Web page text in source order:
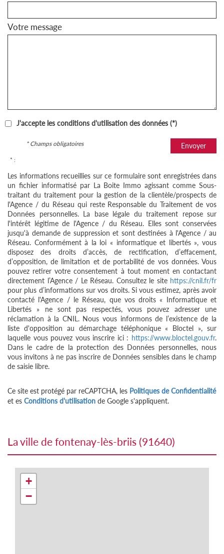
Votre message
J'accepte les conditions d'utilisation des données (*)
Envoyer
* Champs obligatoires
* :
Les informations recueillies sur ce formulaire sont enregistrées dans
un fichier informatisé par La Boite Immo agissant comme Sous-
traitant du traitement pour la gestion de la clientèle/prospects de
l'Agence / du Réseau qui reste Responsable du Traitement de vos
Données personnelles. La base légale du traitement repose sur
l'intérêt légitime de l'Agence / du Réseau. Elles sont conservées
jusqu'à demande de suppression et sont destinées à l'Agence / au
Réseau. Conformément à la loi « informatique et libertés », vous
disposez des droits d’accès, de rectification, d’effacement,
d’opposition, de limitation et de portabilité de vos données. Vous
pouvez retirer votre consentement à tout moment en contactant
directement l’Agence / Le Réseau. Consultez le site https://cnil.fr/fr
pour plus d’informations sur vos droits. Si vous estimez, après avoir
contacté l'Agence / le Réseau, que vos droits « Informatique et
Libertés » ne sont pas respectés, vous pouvez adresser une
réclamation à la CNIL. Nous vous informons de l’existence de la
liste d'opposition au démarchage téléphonique « Bloctel », sur
laquelle vous pouvez vous inscrire ici : https://www.bloctel.gouv.fr.
Dans le cadre de la protection des Données personnelles, nous
vous invitons à ne pas inscrire de Données sensibles dans le champ
de saisie libre.
Ce site est protégé par reCAPTCHA, les Politiques de Confidentialité
et es Conditions d'utilisation de Google s'appliquent.
la ville de fontenay-lès-briis (91640)
+
−